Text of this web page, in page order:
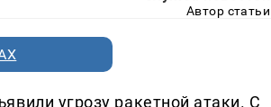
Автор статьи
угрозу ракетной атаки. С